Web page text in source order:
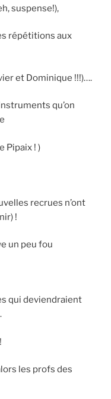
suspense!),
répétitions aux
et Dominique !!!)….
qu’on
Pipaix ! )
recrues n’ont
!
un peu fou
qui deviendraient
les profs des